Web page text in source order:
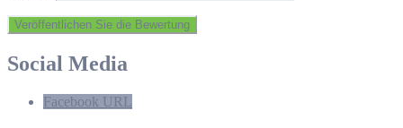
Social Media
Facebook URL